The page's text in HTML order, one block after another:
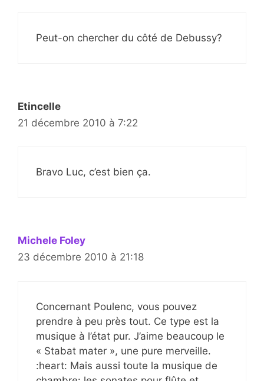
Peut-on chercher du côté de Debussy?
Etincelle
21 décembre 2010 à 7:22
Bravo Luc, c’est bien ça.
Michele Foley
23 décembre 2010 à 21:18
Concernant Poulenc, vous pouvez
prendre à peu près tout. Ce type est la
musique à l’état pur. J’aime beaucoup le
« Stabat mater », une pure merveille.
:heart: Mais aussi toute la musique de